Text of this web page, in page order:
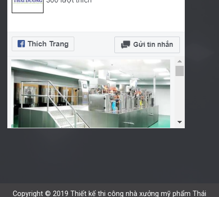
Copyright © 2019 Thiết kế thi công nhà xưởng mỹ phẩm Thái